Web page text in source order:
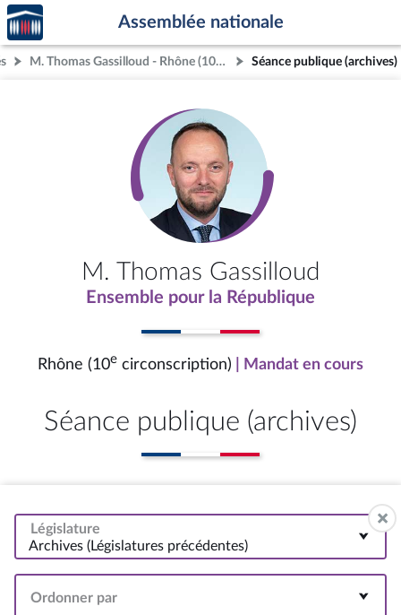
Aller au contenu
Aller en bas de la page
Accèder
à la
page
d'accueil
Assemblée nationale
M. Thomas Gassilloud - Rhône (10e circonscription) Séance publique (archives)
M. Thomas Gassilloud
Ensemble pour la République
Rhône (10e circonscription) | Mandat en cours
Séance publique (archives)
Législature
Archives (Législatures précédentes)
Ordonner par